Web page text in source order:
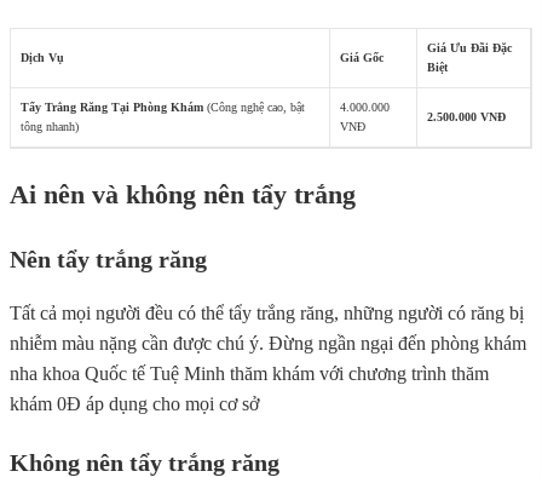
Dịch Vụ Giá Gốc
Giá Ưu Đãi Đặc
Biệt
Tẩy Trắng Răng Tại Phòng Khám (Công nghệ cao, bật
tông nhanh)
4.000.000
VNĐ
2.500.000 VNĐ
Ai nên và không nên tẩy trắng
Nên tẩy trắng răng
Tất cả mọi người đều có thể tẩy trắng răng, những người có răng bị
nhiễm màu nặng cần được chú ý. Đừng ngần ngại đến phòng khám
nha khoa Quốc tế Tuệ Minh thăm khám với chương trình thăm
khám 0Đ áp dụng cho mọi cơ sở
Không nên tẩy trắng răng